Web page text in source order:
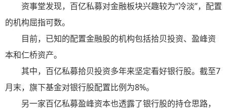
资事堂发现，百亿私募对金融板块兴趣较为“冷淡”，配置
的机构屈指可数。
目前，已知的配置金融股的机构包括拾贝投资、盈峰资
本和仁桥资产。
其中，百亿私募拾贝投资多年来坚定看好银行股。截至7
月末，旗下基金对银行股配置比例为8%。
另一家百亿私募盈峰资本也透露了银行股的持仓思路，